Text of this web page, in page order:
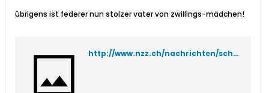
übrigens ist federer nun stolzer vater von zwillings-mädchen!
http://www.nzz.ch/nachrichten/schweiz/roger_federer_vater_von_zwillingen_geworden_1.3179716.html